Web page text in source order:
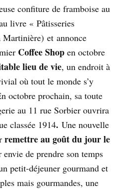
confiture de framboise au
livre « Pâtisseries
Martinière) et annonce
Coffee Shop en octobre
lieu de vie, un endroit à
où tout le monde s’y
octobre prochain, sa toute
au 11 rue Sorbier ouvrira
classée 1914. Une nouvelle
remettre au goût du jour le
envie de prendre son temps
petit-déjeuner gourmand et
mais gourmandes, une